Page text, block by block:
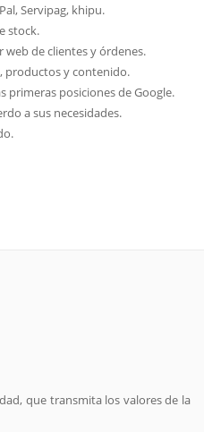
Servipag, khipu.
stock.
de clientes y órdenes.
productos y contenido.
primeras posiciones de Google.
a sus necesidades.
que transmita los valores de la